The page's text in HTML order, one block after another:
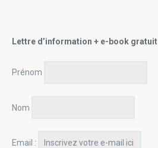
Lettre d’information + e-book gratuit
Prénom
Nom
Email :